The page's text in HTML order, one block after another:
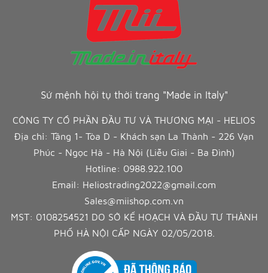
Sứ mệnh hội tụ thời trang "Made in Italy"
CÔNG TY CỔ PHẦN ĐẦU TƯ VÀ THƯƠNG MẠI - HELIOS
Địa chỉ: Tầng 1- Tòa D - Khách sạn La Thành - 226 Vạn
Phúc - Ngọc Hà - Hà Nội (Liễu Giai - Ba Đình)
Hotline: 0988.922.100
Email: Heliostrading2022@gmail.com
Sales@miishop.com.vn
MST: 0108254521 DO SỞ KẾ HOẠCH VÀ ĐẦU TƯ THÀNH
PHỐ HÀ NỘI CẤP NGÀY 02/05/2018.